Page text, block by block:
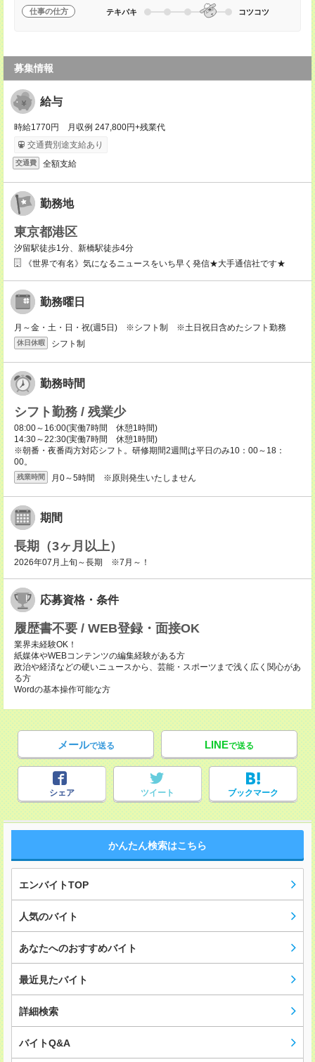
仕事の仕方 テキパキ コツコツ
募集情報
給与
時給1770円 月収例 247,800円+残業代
交通費別途支給あり
交通費 全額支給
勤務地
東京都港区
汐留駅徒歩1分、新橋駅徒歩4分
《世界で有名》気になるニュースをいち早く発信★大手通信社です★
勤務曜日
月～金・土・日・祝(週5日) ※シフト制 ※土日祝日含めたシフト勤務
休日休暇 シフト制
勤務時間
シフト勤務 / 残業少
08:00～16:00(実働7時間 休憩1時間)
14:30～22:30(実働7時間 休憩1時間)
※朝番・夜番両方対応シフト。研修期間2週間は平日のみ10：00～18：
00。
残業時間 月0～5時間 ※原則発生いたしません
期間
長期（3ヶ月以上）
2026年07月上旬～長期 ※7月～！
応募資格・条件
履歴書不要 / WEB登録・面接OK
業界未経験OK！
紙媒体やWEBコンテンツの編集経験がある方
政治や経済などの硬いニュースから、芸能・スポーツまで浅く広く関心があ
る方
Wordの基本操作可能な方
メールで送る LINEで送る
シェア ツイート ブックマーク
かんたん検索はこちら
エンバイトTOP
人気のバイト
あなたへのおすすめバイト
最近見たバイト
詳細検索
バイトQ&A